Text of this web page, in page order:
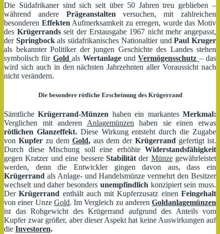
Die Südafrikaner sind sich seit über 50 Jahren treu geblieben –
während andere Prägeanstalten versuchen, mit zahlreichen
besonderen Effekten Aufmerksamkeit zu erregen, wurde das Motiv
des Krügerrandsseit der Erstausgabe 1967 nicht mehr angepasst,
der Springbockals südafrikanisches Nationaltier undPaul Kruger
als bekannter Politiker der jungen Geschichte des Landes stehen
symbolisch für Gold als WertanlageundVermögensschutz – das
wird sich auch in den nächsten Jahrzehnten aller Voraussicht nach
nicht verändern.
Die besondere rötliche Erscheinung des Krügerrand
SämtlicheKrügerrand-Münzen haben ein markantesMerkmal:
Verglichen mit anderen Anlagemünzen haben sie einen etwas
rötlichen Glanzeffekt.Diese Wirkung entsteht durch die Zugabe
von Kupferzu dem Gold,aus dem derKrügerrand gefertigt ist.
Durch diese Mischung soll eine erhöhte Widerstandsfähigkeit
gegen Kratzer und eine bessere Stabilitätder Münzegewährleistet
werden, denn die Entwickler gingen davon aus, dass ein
Krügerrand als Anlage- und Handelsmünze vermehrt den Besitzer
wechselt und daher besonders unempfindlich konzipiert sein muss.
DerKrügerrand enthält auch mit Kupferzusatz einenFeingehalt
von einer Unze Gold. Im Vergleich zu anderen Goldanlagemünzen
ist das Rohgewicht des Krügerrand aufgrund des Anteils vom
Kupfer zwar größer, aber dieser Aspekt hat keine Auswirkungen auf
die Investoren.